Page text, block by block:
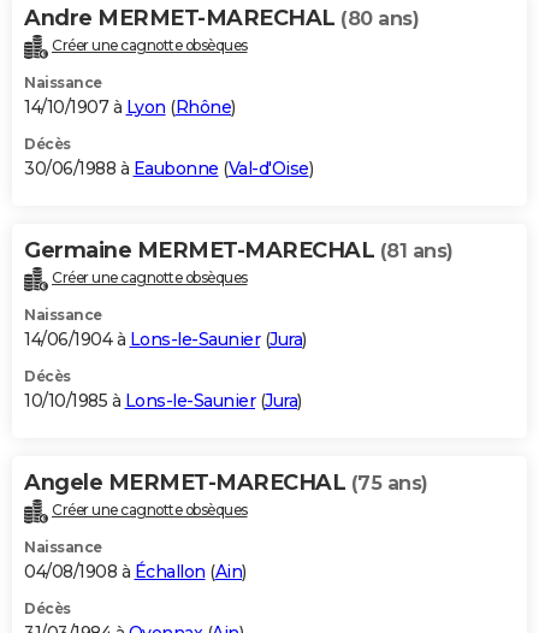
Andre MERMET-MARECHAL (80 ans)
Créer une cagnotte obsèques
Naissance
14/10/1907 à Lyon (Rhône)
Décès
30/06/1988 à Eaubonne (Val-d'Oise)
Germaine MERMET-MARECHAL (81 ans)
Créer une cagnotte obsèques
Naissance
14/06/1904 à Lons-le-Saunier(Jura)
Décès
10/10/1985 à Lons-le-Saunier(Jura)
Angele MERMET-MARECHAL (75 ans)
Créer une cagnotte obsèques
Naissance
04/08/1908 à Échallon (Ain)
Décès